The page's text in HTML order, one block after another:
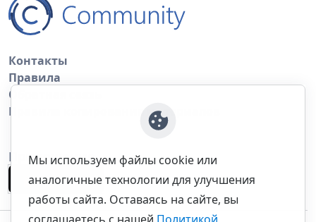
Контакты
Правила
Обратная связь
Правила копирования материалов
Приложение
Мы используем файлы cookie или
аналогичные технологии для улучшения
работы сайта. Оставаясь на сайте, вы